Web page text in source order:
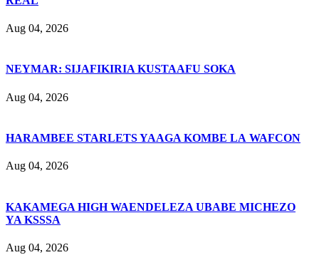
Aug 04, 2026
NEYMAR: SIJAFIKIRIA KUSTAAFU SOKA
Aug 04, 2026
HARAMBEE STARLETS YAAGA KOMBE LA WAFCON
Aug 04, 2026
KAKAMEGA HIGH WAENDELEZA UBABE MICHEZO
YA KSSSA
Aug 04, 2026